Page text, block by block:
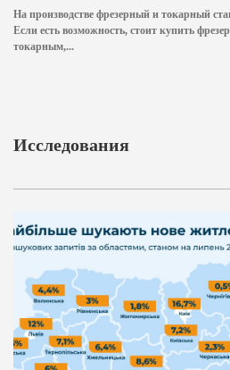
На производстве фрезерный и токарный
Если есть возможность, стоит купить
токарным,...
Исследования